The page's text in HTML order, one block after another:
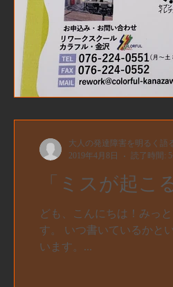
「ミスが起こ
ども、こんにちは！みっ
す。 いつ書いているかと
います。...
大人の発達障害を明るく
2019年4月8日
読了時間: